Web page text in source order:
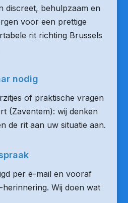
discreet, behulpzaam en
voor een prettige
rit richting Brussels
nodig
of praktische vragen
(Zaventem): wij denken
de rit aan uw situatie aan.
per e-mail en vooraf
Wij doen wat